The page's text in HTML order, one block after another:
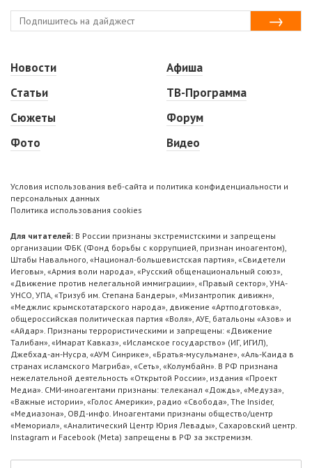
Новости
Статьи
Сюжеты
Фото
Афиша
ТВ-Программа
Форум
Видео
Условия использования веб-сайта и политика конфиденциальности и
персональных данных
Политика использования cookies
Для читателей: В России признаны экстремистскими и запрещены
организации ФБК (Фонд борьбы с коррупцией, признан иноагентом),
Штабы Навального, «Национал-большевистская партия», «Свидетели
Иеговы», «Армия воли народа», «Русский общенациональный союз»,
«Движение против нелегальной иммиграции», «Правый сектор», УНА-
УНСО, УПА, «Тризуб им. Степана Бандеры», «Мизантропик дивижн»,
«Меджлис крымскотатарского народа», движение «Артподготовка»,
общероссийская политическая партия «Воля», АУЕ, батальоны «Азов» и
«Айдар». Признаны террористическими и запрещены: «Движение
Талибан», «Имарат Кавказ», «Исламское государство» (ИГ, ИГИЛ),
Джебхад-ан-Нусра, «АУМ Синрике», «Братья-мусульмане», «Аль-Каида в
странах исламского Магриба», «Сеть», «Колумбайн». В РФ признана
нежелательной деятельность «Открытой России», издания «Проект
Медиа». СМИ-иноагентами признаны: телеканал «Дождь», «Медуза»,
«Важные истории», «Голос Америки», радио «Свобода», The Insider,
«Медиазона», ОВД-инфо. Иноагентами признаны общество/центр
«Мемориал», «Аналитический Центр Юрия Левады», Сахаровский центр.
Instagram и Facebook (Metа) запрещены в РФ за экстремизм.